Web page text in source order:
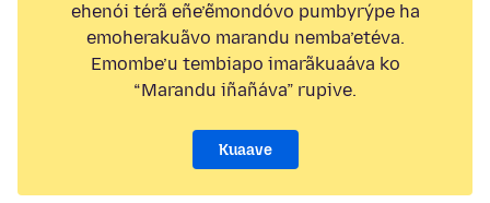
ehenói térã eñe’ẽmondóvo pumbyrýpe ha
emoherakuãvo marandu nemba’etéva.
Emombe’u tembiapo imarãkuaáva ko
“Marandu iñañáva” rupive.
Kuaave